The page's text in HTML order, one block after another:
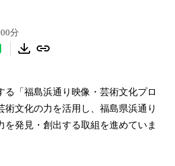
分
る「福島浜通り映像・芸術文化プロ
術文化の力を活用し、福島県浜通り
を発見・創出する取組を進めていま